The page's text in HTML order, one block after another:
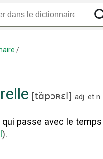
/
[tɑ̃pɔʀɛl ] adj. et n.
qui passe avec le temps
).